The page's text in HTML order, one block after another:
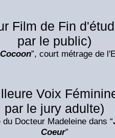
Film de Fin
par le public)
”, court métrage de
Voix
par le jury adulte)
Docteur Madeleine dans “
Coeur”